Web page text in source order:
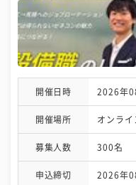
開催日時 2026年
開催場所 オンライ
募集人数 300名
申込締切 2026年